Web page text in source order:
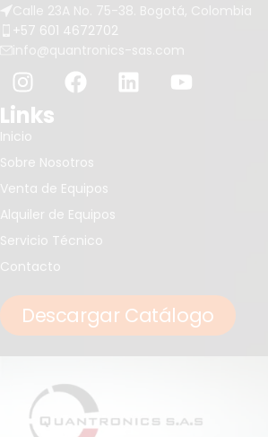
Calle 23A No. 75-38. Bogotá, Colombia
+57 601 4672702
info@quantronics-sas.com
Links
Inicio
Sobre Nosotros
Venta de Equipos
Alquiler de Equipos
Servicio Técnico
Contacto
Descargar Catálogo